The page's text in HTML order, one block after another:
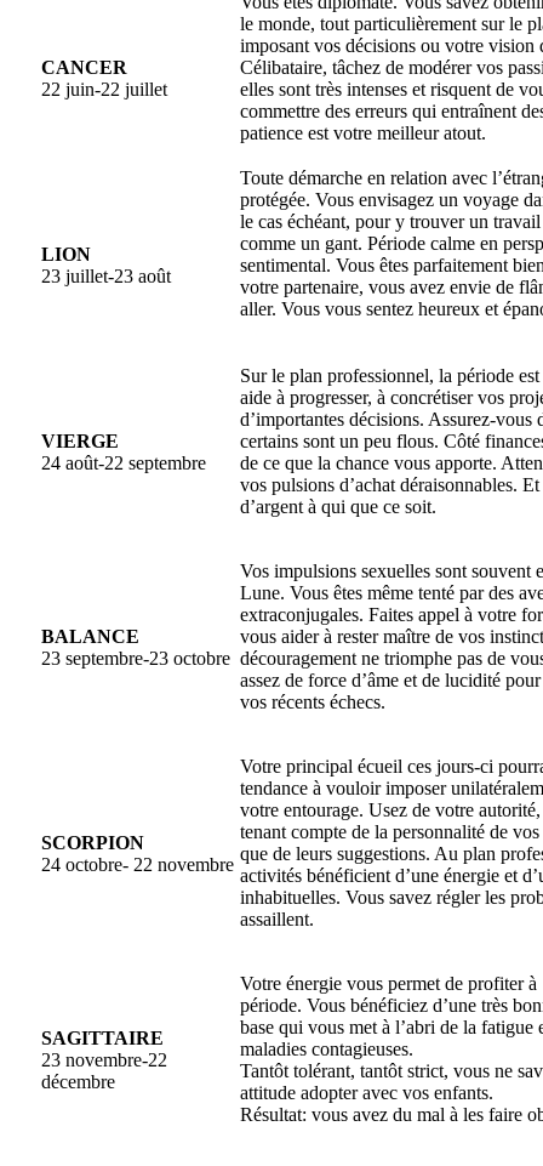
CANCER
22 juin-22 juillet
le monde, tout particulièrement sur le
imposant vos décisions ou votre vision
Célibataire, tâchez de modérer vos
elles sont très intenses et risquent de
commettre des erreurs qui entraînent
patience est votre meilleur atout.
LION
23 juillet-23 août
Toute démarche en relation avec
protégée. Vous envisagez un voyage
le cas échéant, pour y trouver un
comme un gant. Période calme en
sentimental. Vous êtes parfaitement
votre partenaire, vous avez envie de
aller. Vous vous sentez heureux et
VIERGE
24 août-22 septembre
Sur le plan professionnel, la période
aide à progresser, à concrétiser vos
d’importantes décisions. Assurez-vous
certains sont un peu flous. Côté
de ce que la chance vous apporte.
vos pulsions d’achat déraisonnables.
d’argent à qui que ce soit.
BALANCE
23 septembre-23 octobre
Vos impulsions sexuelles sont souvent
Lune. Vous êtes même tenté par des
extraconjugales. Faites appel à votre
vous aider à rester maître de vos
découragement ne triomphe pas de
assez de force d’âme et de lucidité
vos récents échecs.
SCORPION
24 octobre- 22 novembre
Votre principal écueil ces jours-ci
tendance à vouloir imposer
votre entourage. Usez de votre
tenant compte de la personnalité de
que de leurs suggestions. Au plan
activités bénéficient d’une énergie et
inhabituelles. Vous savez régler les
assaillent.
SAGITTAIRE
23 novembre-22
décembre
Votre énergie vous permet de profiter à
période. Vous bénéficiez d’une très
base qui vous met à l’abri de la fatigue
maladies contagieuses.
Tantôt tolérant, tantôt strict, vous ne
attitude adopter avec vos enfants.
Résultat: vous avez du mal à les faire